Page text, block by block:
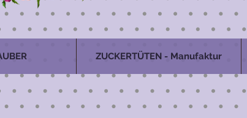
ZUCKERTÜTEN - Manufaktur